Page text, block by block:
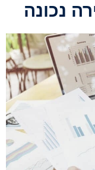
נכונה